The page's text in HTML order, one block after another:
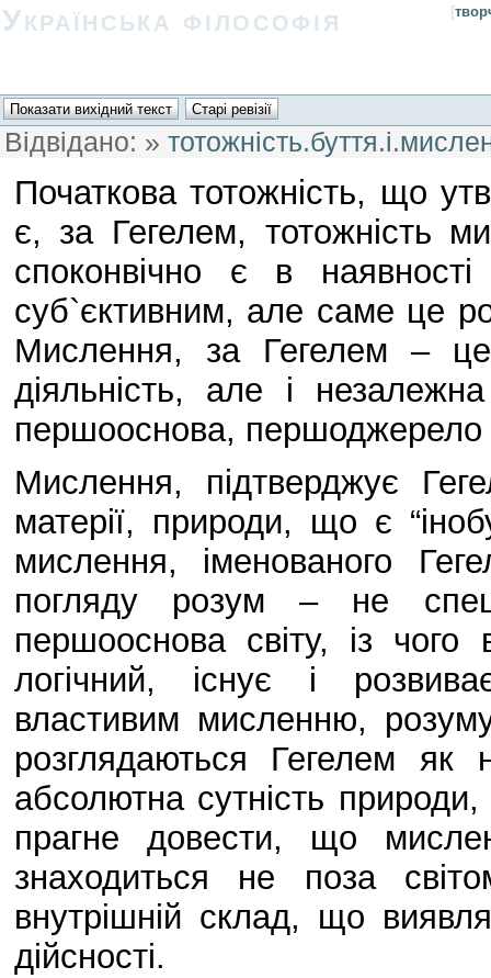
[
Українська філософія
Відвідано: »
Початкова тотожність, що
є, за Гегелем, тотожність
споконвічно є в
суб`єктивним, але саме це
Мислення, за Гегелем –
діяльність, але і
першооснова, першоджерело
Мислення, підтверджує
матерії, природи, що є
мислення, іменованого
погляду розум – не
першооснова світу, із
логічний, існує і
властивим мисленню,
розглядаються Гегелем
абсолютна сутність природи,
прагне довести, що
знаходиться не поза
внутрішній склад, що
дійсності.